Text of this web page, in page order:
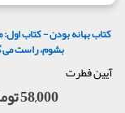
کتاب بهانه بودن - کتاب
بشوم، راست می
آیین فطرت
58,000 تومان